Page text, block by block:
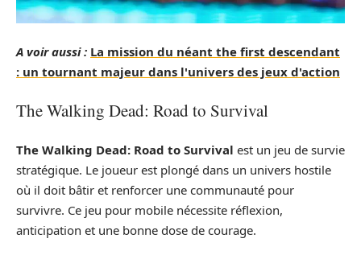
A voir aussi : La mission du néant the first descendant
: un tournant majeur dans l'univers des jeux d'action
The Walking Dead: Road to Survival
The Walking Dead: Road to Survival est un jeu de survie
stratégique. Le joueur est plongé dans un univers hostile
où il doit bâtir et renforcer une communauté pour
survivre. Ce jeu pour mobile nécessite réflexion,
anticipation et une bonne dose de courage.